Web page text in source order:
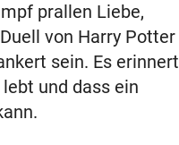
prallen Liebe,
von Harry Potter
sein. Es erinnert
und dass ein